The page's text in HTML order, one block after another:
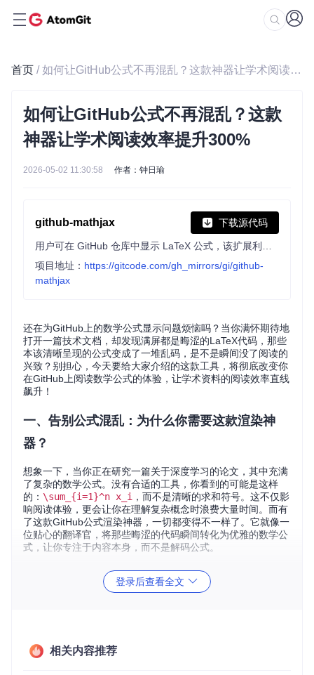
首页 / 如何让GitHub公式不再混乱？这款神器让学术阅读效率提升300%
如何让GitHub公式不再混乱？这款
神器让学术阅读效率提升300%
2026-05-02 11:30:58 作者：钟日瑜
github-mathjax 下载源代码
项目地址： https://gitcode.com/gh_mirrors/gi/github-
mathjax
还在为GitHub上的数学公式显示问题烦恼吗？当你满怀期待地
打开一篇技术文档，却发现满屏都是晦涩的LaTeX代码，那些
本该清晰呈现的公式变成了一堆乱码，是不是瞬间没了阅读的
兴致？别担心，今天要给大家介绍的这款工具，将彻底改变你
在GitHub上阅读数学公式的体验，让学术资料的阅读效率直线
飙升！
一、告别公式混乱：为什么你需要这款渲染神
器？
想象一下，当你正在研究一篇关于深度学习的论文，其中充满
了复杂的数学公式。没有合适的工具，你看到的可能是这样
的： \sum_{i=1}^n x_i ，而不是清晰的求和符号。这不仅影
响阅读体验，更会让你在理解复杂概念时浪费大量时间。而有
了这款GitHub公式渲染神器，一切都变得不一样了。它就像一
位贴心的翻译官，将那些晦涩的代码瞬间转化为优雅的数学公
式，让你专注于内容本身，而不是解码公式。
二、核心价值：不止于"显示"，更在于"提升效
人头疼的数学表达式。无论是学习新的算法、阅读学术论文，
登录后查看全文
相关内容推荐